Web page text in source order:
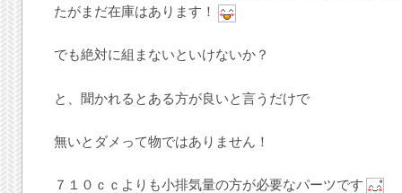
たがまだ在庫はあります！
でも絶対に組まないといけないか？
と、聞かれるとある方が良いと言うだけで
無いとダメって物ではありません！
７１０ｃｃよりも小排気量の方が必要なパーツです